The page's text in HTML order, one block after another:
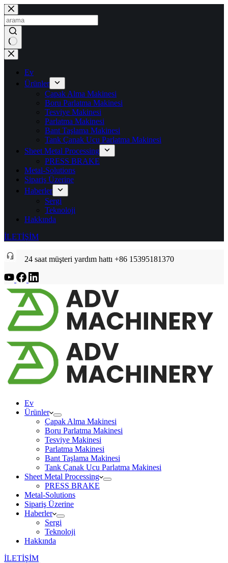
İçeriğe
geç
Sonuç
yok
Ev
Ürünler
Çapak Alma Makinesi
Boru Parlatma Makinesi
Tesviye Makinesi
Parlatma Makinesi
Bant Taşlama Makinesi
Tank Çanak Ucu Parlatma Makinesi
Sheet Metal Processing
PRESS BRAKE
Metal-Solutions
Sipariş Üzerine
Haberler
Sergi
Teknoloji
Hakkında
İLETİŞİM
24 saat müşteri yardım hattı +86 15395181370
Ev
Ürünler
Çapak Alma Makinesi
Boru Parlatma Makinesi
Tesviye Makinesi
Parlatma Makinesi
Bant Taşlama Makinesi
Tank Çanak Ucu Parlatma Makinesi
Sheet Metal Processing
PRESS BRAKE
Metal-Solutions
Sipariş Üzerine
Haberler
Sergi
Teknoloji
Hakkında
İLETİŞİM